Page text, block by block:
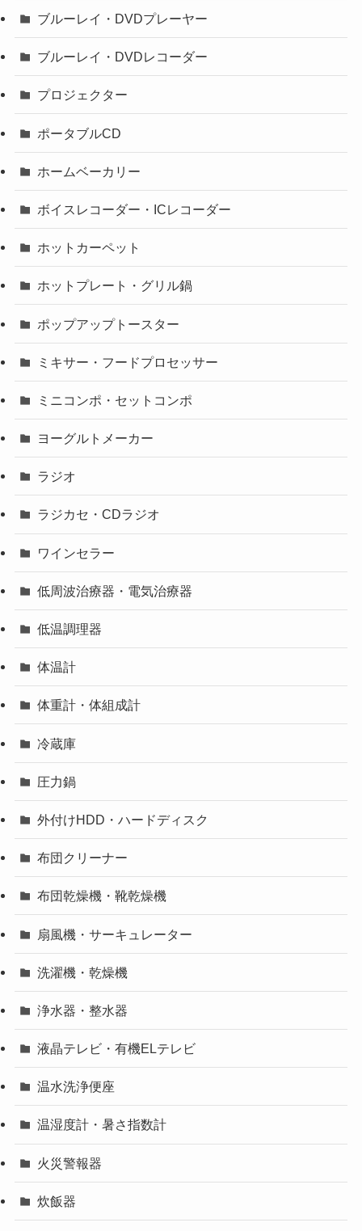
ブルーレイ・DVDプレーヤー
ブルーレイ・DVDレコーダー
プロジェクター
ポータブルCD
ホームベーカリー
ボイスレコーダー・ICレコーダー
ホットカーペット
ホットプレート・グリル鍋
ポップアップトースター
ミキサー・フードプロセッサー
ミニコンポ・セットコンポ
ヨーグルトメーカー
ラジオ
ラジカセ・CDラジオ
ワインセラー
低周波治療器・電気治療器
低温調理器
体温計
体重計・体組成計
冷蔵庫
圧力鍋
外付けHDD・ハードディスク
布団クリーナー
布団乾燥機・靴乾燥機
扇風機・サーキュレーター
洗濯機・乾燥機
浄水器・整水器
液晶テレビ・有機ELテレビ
温水洗浄便座
温湿度計・暑さ指数計
火災警報器
炊飯器